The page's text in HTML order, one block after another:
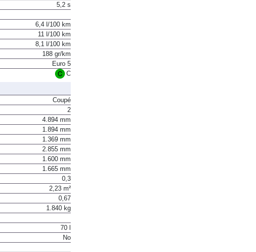
5,2 s
6,4 l/100 km
11 l/100 km
8,1 l/100 km
188 gr/km
Euro 5
C
Coupé
2
4.894 mm
1.894 mm
1.369 mm
2.855 mm
1.600 mm
1.665 mm
0,3
2,23 m²
0,67
1.840 kg
70 l
No